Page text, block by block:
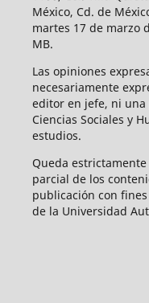
México, Cd. de
martes 17 de marzo
MB.
Las opiniones
necesariamente
editor en jefe, ni
Ciencias Sociales y
estudios.
Queda
parcial de los
publicación con
de la Universidad